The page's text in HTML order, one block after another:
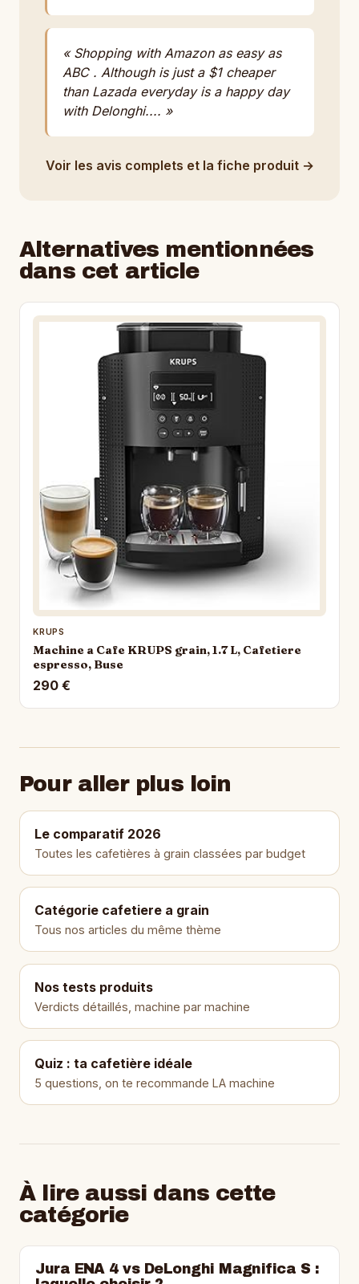
« Shopping with Amazon as easy as
ABC . Although is just a $1 cheaper
than Lazada everyday is a happy day
with Delonghi.... »
Voir les avis complets et la fiche produit →
Alternatives mentionnées
dans cet article
KRUPS
Machine a Cafe KRUPS grain, 1.7 L, Cafetiere
espresso, Buse
290 €
Pour aller plus loin
Le comparatif 2026
Toutes les cafetières à grain classées par budget
Catégorie cafetiere a grain
Tous nos articles du même thème
Nos tests produits
Verdicts détaillés, machine par machine
Quiz : ta cafetière idéale
5 questions, on te recommande LA machine
À lire aussi dans cette
catégorie
Jura ENA 4 vs DeLonghi Magnifica S :